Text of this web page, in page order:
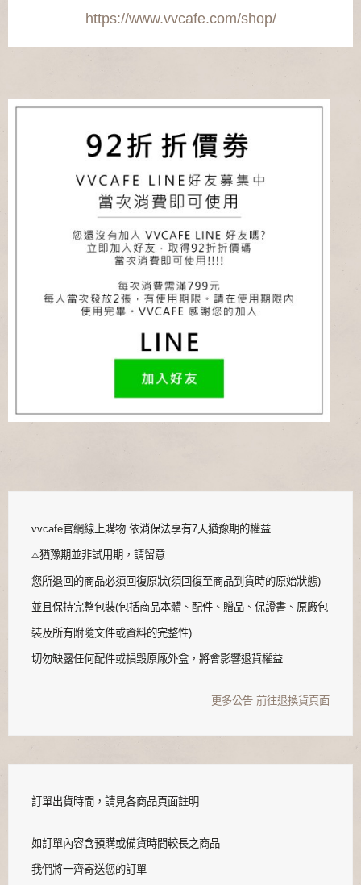
https://www.vvcafe.com/shop/
vvcafe官網線上購物 依消保法享有7天猶豫期的權益
⚠️猶豫期並非試用期，請留意
您所退回的商品必須回復原狀(須回復至商品到貨時的原始狀態)
並且保持完整包裝(包括商品本體、配件、贈品、保證書、原廠包
裝及所有附隨文件或資料的完整性)
切勿缺露任何配件或損毀原廠外盒，將會影響退貨權益
更多公告 前往退換貨頁面
訂單出貨時間，請見各商品頁面註明
如訂單內容含預購或備貨時間較長之商品
我們將一齊寄送您的訂單